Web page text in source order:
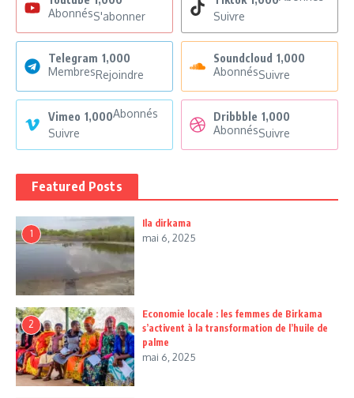
AbonnésS'abonner
Suivre
Telegram 1,000
MembresRejoindre
Soundcloud 1,000
AbonnésSuivre
Vimeo 1,000Abonnés
Suivre
Dribbble 1,000
AbonnésSuivre
Featured Posts
1
Ila dirkama
mai 6, 2025
2
Economie locale : les femmes de Birkama
s’activent à la transformation de l’huile de
palme
mai 6, 2025